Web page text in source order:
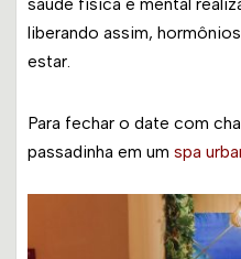
liberando assim,
estar.
Para fechar o date com
passadinha em um spa